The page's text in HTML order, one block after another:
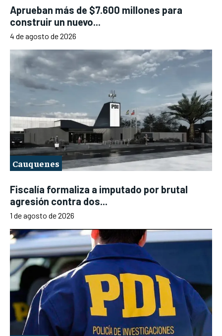
Aprueban más de $7.600 millones para
construir un nuevo...
4 de agosto de 2026
Cauquenes
Fiscalía formaliza a imputado por brutal
agresión contra dos...
1 de agosto de 2026